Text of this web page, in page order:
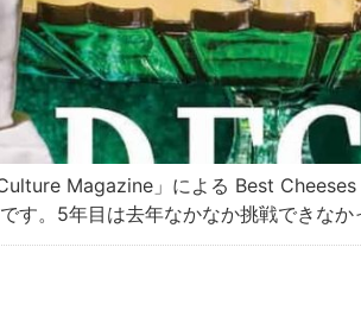
Magazine」による Best
す。5年目は去年なかなか挑戦できなか